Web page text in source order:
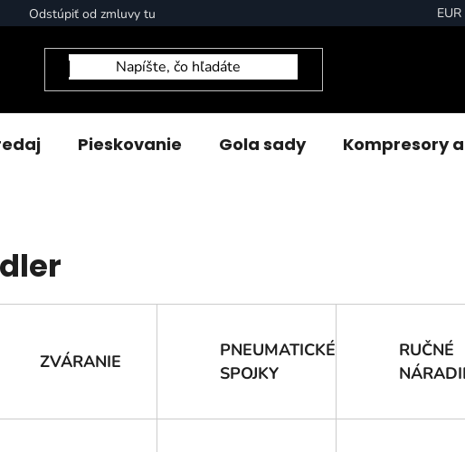
Odstúpiť od zmluvy tu EUR
Pieskovanie Gola sady Kompresory
ZVÁRANIE
PNEUMATICKÉ
SPOJKY
RUČNÉ